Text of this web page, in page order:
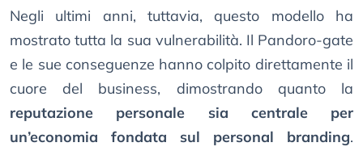
Negli ultimi anni, tuttavia, questo modello ha
mostrato tutta la sua vulnerabilità. Il Pandoro-gate
e le sue conseguenze hanno colpito direttamente il
cuore del business, dimostrando quanto la
reputazione personale sia centrale per
un’economia fondata sul personal branding.